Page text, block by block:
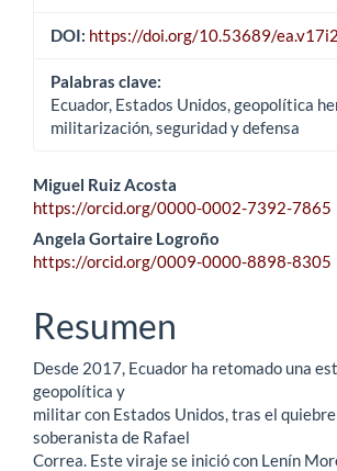
DOI: https://doi.org/10.53689/
Palabras clave:
Ecuador, Estados Unidos, geopolítica
militarización, seguridad y defensa
Contenido
principal
del
artículo
Miguel Ruiz Acosta
https://orcid.org/0000-0002-7392-7865
Angela Gortaire Logroño
https://orcid.org/0009-0000-8898-8305
Resumen
Desde 2017, Ecuador ha retomado una
geopolítica y
militar con Estados Unidos, tras el
soberanista de Rafael
Correa. Este viraje se inició con Lenín